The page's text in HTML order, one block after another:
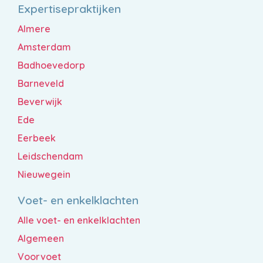
Expertisepraktijken
Almere
Amsterdam
Badhoevedorp
Barneveld
Beverwijk
Ede
Eerbeek
Leidschendam
Nieuwegein
Voet- en enkelklachten
Alle voet- en enkelklachten
Algemeen
Voorvoet